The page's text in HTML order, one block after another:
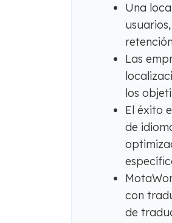
Una
Las
los
El éxito
de
con
de